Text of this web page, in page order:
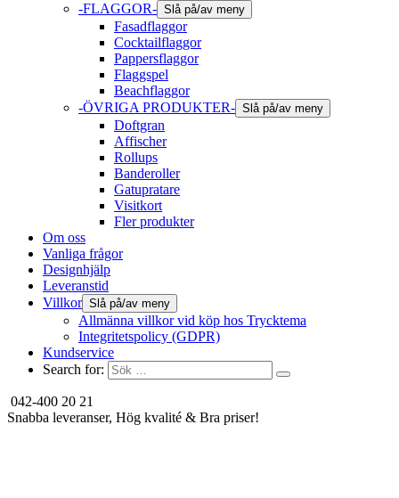
-FLAGGOR- Slå på/av meny
Fasadflaggor
Cocktailflaggor
Pappersflaggor
Flaggspel
Beachflaggor
-ÖVRIGA PRODUKTER- Slå på/av meny
Doftgran
Affischer
Rollups
Banderoller
Gatupratare
Visitkort
Fler produkter
Om oss
Vanliga frågor
Designhjälp
Leveranstid
Villkor Slå på/av meny
Allmänna villkor vid köp hos Trycktema
Integritetspolicy (GDPR)
Kundservice
Search for:
042-400 20 21
Snabba leveranser, Hög kvalité & Bra priser!